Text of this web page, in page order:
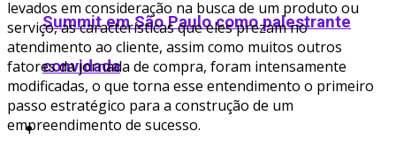
Summit em São Paulo como palestrante
convidada
Podcast
levados em consideração na busca de um produto ou
serviço, as características que eles prezam no
atendimento ao cliente, assim como muitos outros
fatores da jornada de compra, foram intensamente
modificadas, o que torna esse entendimento o primeiro
passo estratégico para a construção de um
empreendimento de sucesso.